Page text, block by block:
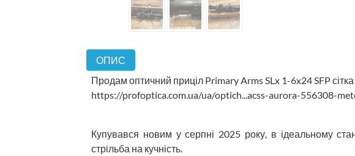
ОПИС
Продам оптичний приціл Primary Arms SLx 1-6x24 SFP
https://profoptica.com.ua/ua/optich...acss-aurora-556308-
Купувався новим у серпні 2025 року, в ідеальному
стрільба на кучність.